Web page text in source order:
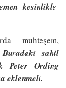
kesinlikle
muhteşem,
Buradaki sahil
Peter Ording
eklenmeli.